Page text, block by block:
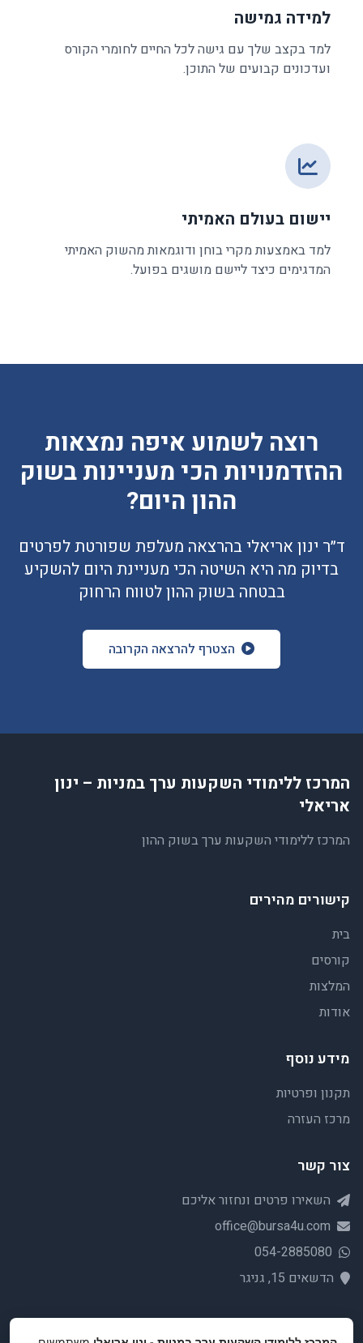
למידה גמישה
למד בקצב שלך עם גישה לכל החיים לחומרי הקורס
ועדכונים קבועים של התוכן.
יישום בעולם האמיתי
למד באמצעות מקרי בוחן ודוגמאות מהשוק האמיתי
המדגימים כיצד ליישם מושגים בפועל.
רוצה לשמוע איפה נמצאות
ההזדמנויות הכי מעניינות בשוק
ההון היום?
ד״ר ינון אריאלי בהרצאה מעלפת שפורטת לפרטים
בדיוק מה היא השיטה הכי מעניינת היום להשקיע
בבטחה בשוק ההון לטווח הרחוק
הצטרף להרצאה הקרובה
המרכז ללימודי השקעות ערך במניות – ינון
אריאלי
המרכז ללימודי השקעות ערך בשוק ההון
קישורים מהירים
בית
קורסים
המלצות
אודות
מידע נוסף
תקנון ופרטיות
מרכז העזרה
צור קשר
השאירו פרטים ונחזור אליכם
office@bursa4u.com
054-2885080
הדשאים 15, גניגר